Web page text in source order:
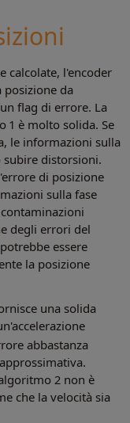
calcolate, l'encoder
posizione da
flag di errore. La
1 è molto solida. Se
le informazioni sulla
distorsioni.
di posizione
sulla fase
degli errori del
essere
la posizione
una solida
abbastanza
2 non è
che la velocità sia